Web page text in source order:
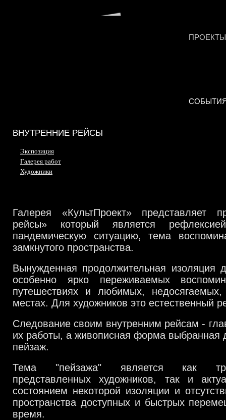
ПРОЕКТЫ
ВНУТРЕННИЕ РЕЙСЫ
Экспозиция
Галерея работ
Художники
Галерея «КультПроект» представляет
рейсы» который является
пандемическую ситуацию, тема
замкнутого пространства.
Вынужденная продолжительная изоляция
особенно ярко переживаемых
путешествиях и любимых,
местах. Для художников это естественный
Следование своим внутренним рейсам -
их работы, а живописная форма выбранная
пейзаж.
Тема "пейзажа" является как
представленных художников, так и
состоянием некоторой изоляции и
пространства доступных и быстрых
время.